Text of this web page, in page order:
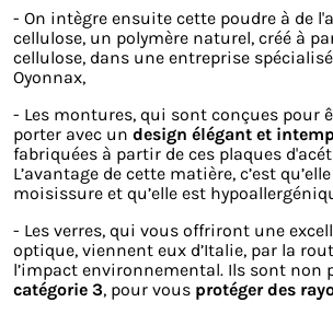
- On intègre ensuite cette poudre à de
cellulose, un polymère naturel, créé à
cellulose, dans une entreprise
Oyonnax,
- Les montures, qui sont conçues pour
porter avec un design élégant et
fabriquées à partir de ces plaques
L’avantage de cette matière, c’est
moisissure et qu’elle est
- Les verres, qui vous offriront une
optique, viennent eux d’Italie, par la
l’impact environnemental. Ils sont non
catégorie 3, pour vous protéger des